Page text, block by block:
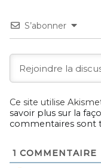
S’abonner
Ce site utilise
savoir plus sur la
commentaires sont
1 COMMENTAIRE